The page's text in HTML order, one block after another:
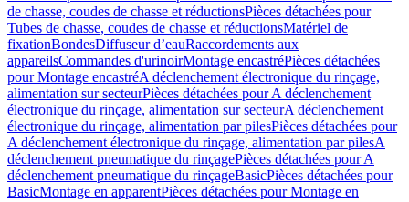
de chasse, coudes de chasse et réductionsPièces détachées pour
Tubes de chasse, coudes de chasse et réductionsMatériel de
fixationBondesDiffuseur d’eauRaccordements aux
appareilsCommandes d'urinoirMontage encastréPièces détachées
pour Montage encastréA déclenchement électronique du rinçage,
alimentation sur secteurPièces détachées pour A déclenchement
électronique du rinçage, alimentation sur secteurA déclenchement
électronique du rinçage, alimentation par pilesPièces détachées pour
A déclenchement électronique du rinçage, alimentation par pilesA
déclenchement pneumatique du rinçagePièces détachées pour A
déclenchement pneumatique du rinçageBasicPièces détachées pour
BasicMontage en apparentPièces détachées pour Montage en